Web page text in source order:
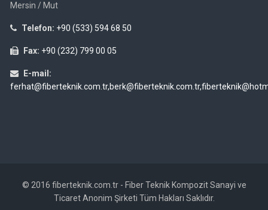
Mersin / Mut
Telefon: +90 (533) 594 68 50
Fax: +90 (232) 799 00 05
E-mail:
© 2016 fiberteknik.com.tr - Fiber Teknik Kompozit Sanayi ve
Ticaret Anonim Şirketi Tüm Hakları Saklıdır.